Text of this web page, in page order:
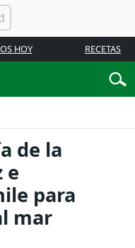
HOY RECETAS
de la
e
para
mar